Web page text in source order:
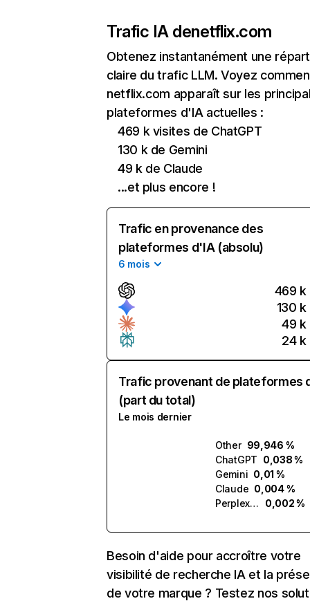
Trafic IA denetflix.com
Obtenez instantanément une
claire du trafic LLM. Voyez
netflix.com apparaît sur les
plateformes d'IA actuelles :
469 k visites de ChatGPT
130 k de Gemini
49 k de Claude
...et plus encore !
Trafic en provenance des
plateformes d'IA (absolu)
6 mois
469 k
130 k
49 k
24 k
Trafic provenant de plateformes
(part du total)
Le mois dernier
Other 99,946 %
ChatGPT 0,038 %
Gemini 0,01 %
Claude 0,004 %
Perplexity
0,002 %
Besoin d'aide pour accroître votre
visibilité de recherche IA et la
de votre marque ? Testez nos